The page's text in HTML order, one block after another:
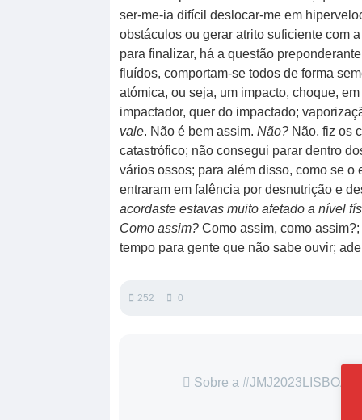
ser-me-ia difícil deslocar-me em
obstáculos ou gerar atrito suficiente com
para finalizar, há a questão
fluídos, comportam-se todos de forma
atómica, ou seja, um impacto, choque,
impactador, quer do impactado;
vale. Não é bem assim. Não? Não, fiz os
catastrófico; não consegui parar dentro
vários ossos; para além disso, como se
entraram em falência por desnutrição e
acordaste estavas muito afetado a nível
Como assim? Como assim, como
tempo para gente que não sabe ouvir;
252 0
Sobre a #JMJ2023LISBOA